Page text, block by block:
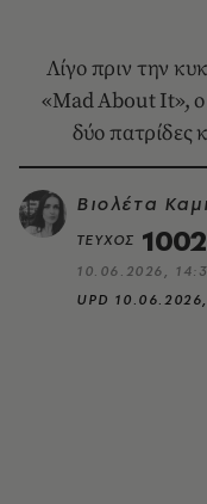
Λίγο πριν την
«Mad About It», ο
δύο πατρίδες
Βιολέτα
ΤΕΥΧΟΣ 1002
10.06.2026,
UPD